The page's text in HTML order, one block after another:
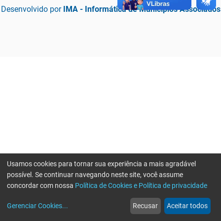
Desenvolvido por IMA - Informática de Municípios Associados
web
Notícias
more_horiz
Mais
Usamos cookies para tornar sua experiência a mais agradável
possível. Se continuar navegando neste site, você assume
concordar com nossa Política de Cookies e Política de privacidade
Gerenciar Cookies... Recusar Aceitar todos
Erro ao enviar informações, por favor tente novamente